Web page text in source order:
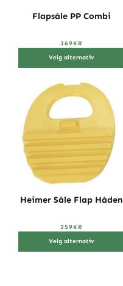
Flapsåle PP Combi
369KR
Velg alternativ
Heimer Såle Flap Håden
259KR
Velg alternativ